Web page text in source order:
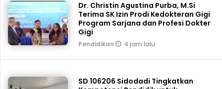
Dr. Christin Agustina Purba, M.Si
Terima SK Izin Prodi Kedokteran Gigi
Program Sarjana dan Profesi Dokter
Gigi
Pendidikan 4 jam lalu
SD 106206 Sidodadi Tingkatkan